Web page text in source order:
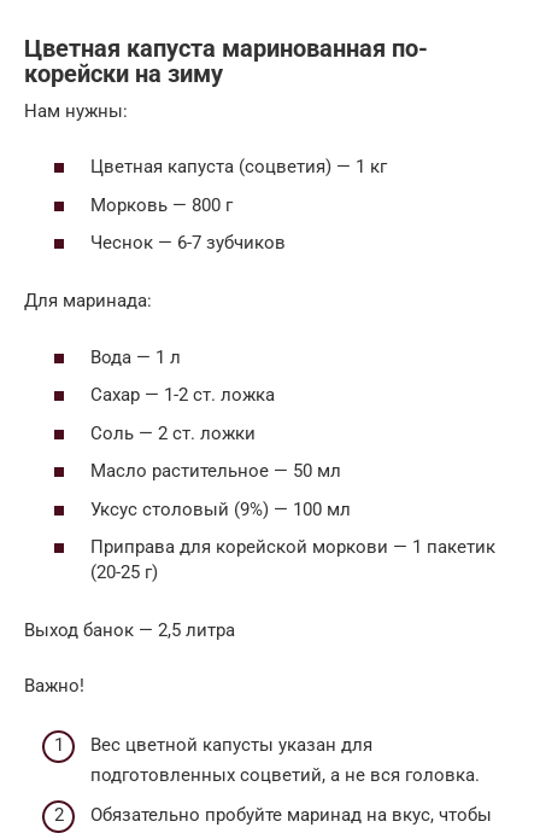
Цветная капуста маринованная по-
корейски на зиму
Нам нужны:
Цветная капуста (соцветия) — 1 кг
Морковь — 800 г
Чеснок — 6-7 зубчиков
Для маринада:
Вода — 1 л
Сахар — 1-2 ст. ложка
Соль — 2 ст. ложки
Масло растительное — 50 мл
Уксус столовый (9%) — 100 мл
Приправа для корейской моркови — 1 пакетик
(20-25 г)
Выход банок — 2,5 литра
Важно!
Вес цветной капусты указан для
подготовленных соцветий, а не вся головка.
Обязательно пробуйте маринад на вкус, чтобы